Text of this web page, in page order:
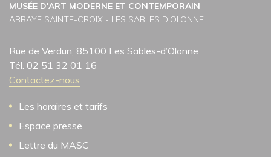
MUSÉE D'ART MODERNE ET CONTEMPORAIN
ABBAYE SAINTE-CROIX - LES SABLES D'OLONNE
Rue de Verdun, 85100 Les Sables-d’Olonne
Tél. 02 51 32 01 16
Contactez-nous
Les horaires et tarifs
Espace presse
Lettre du MASC